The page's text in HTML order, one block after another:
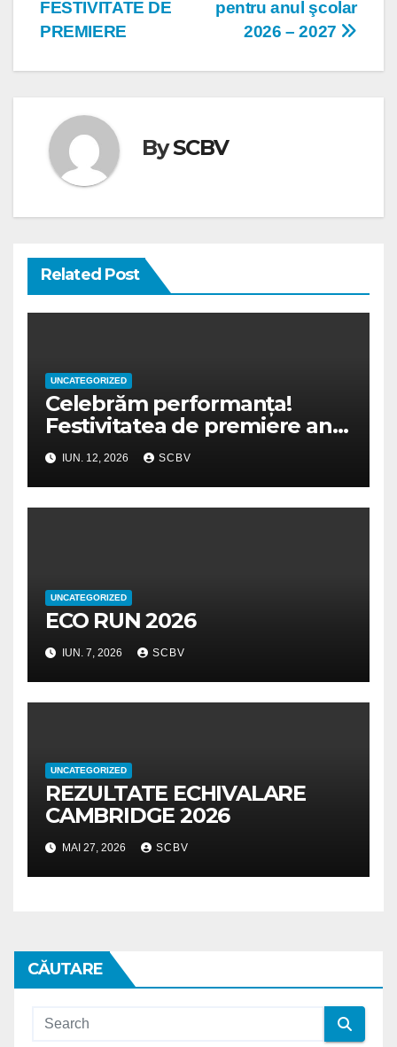
articole
pentru anul şcolar
2026 – 2027
FESTIVITATE DE
PREMIERE
BySCBV
Related Post
UNCATEGORIZED
Celebrăm performanța!
Festivitatea de premiere an
școlar 2025-2026
IUN. 12, 2026 SCBV
UNCATEGORIZED
ECO RUN 2026
IUN. 7, 2026 SCBV
UNCATEGORIZED
REZULTATE ECHIVALARE
CAMBRIDGE 2026
MAI 27, 2026 SCBV
CĂUTARE